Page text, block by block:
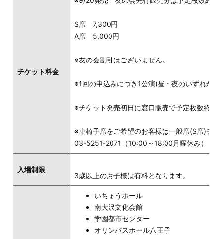
チケット料金
S席 7,300円
A席 5,000円
※友の会割引はございません。
※1回の申込みにつき1公演(昼・夜のいずれか
※チケット発売初日に窓口販売で予定枚数終了
※車椅子席をご希望のお客様は一般席(S席)チ
03-5251-2071（10:00～18:00月曜休み）
入場制限
3歳以上のお子様は有料となります。
いちょうホール
南大沢文化会館
学園都市センター
オリンパスホール八王子